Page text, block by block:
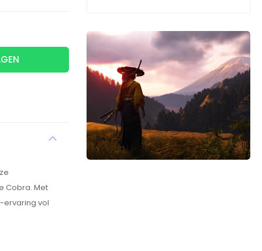
Cobra. Met
ervaring vol